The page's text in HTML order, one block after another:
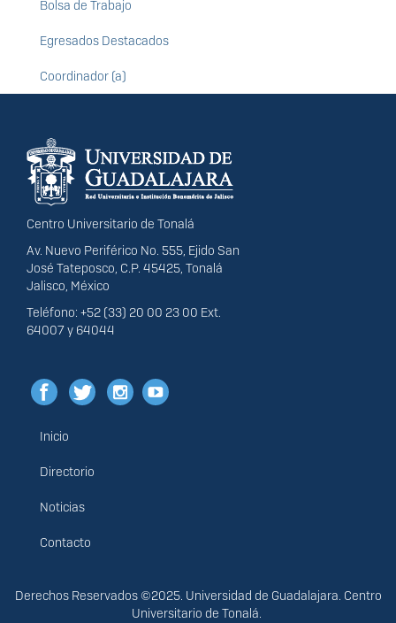
Bolsa de Trabajo
Egresados Destacados
Coordinador (a)
Información del
portal
Centro Universitario de Tonalá
Av. Nuevo Periférico No. 555, Ejido San
José Tateposco, C.P. 45425, Tonalá
Jalisco, México
Teléfono: +52 (33) 20 00 23 00 Ext.
64007 y 64044
Menú
principal
Inicio
Directorio
Noticias
Contacto
Derechos
Derechos Reservados ©2025. Universidad de Guadalajara. Centro
Universitario de Tonalá.